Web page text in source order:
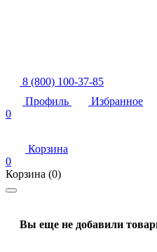
8 (800) 100-37-85
Профиль
Избранное
0
Корзина
0
Корзина (0)
Вы еще не добавили